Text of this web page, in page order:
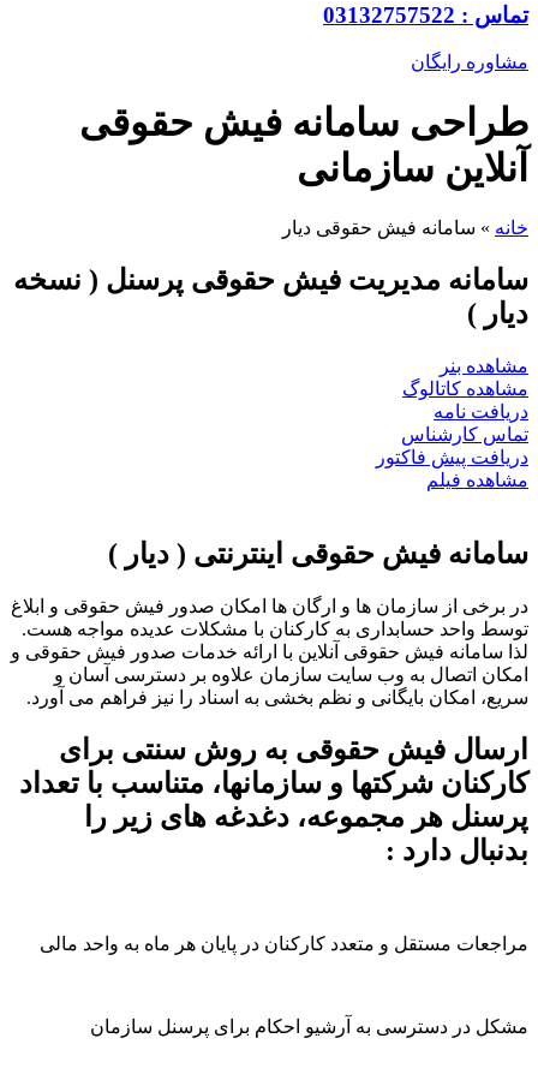
تماس : 03132757522
مشاوره رایگان
طراحی سامانه فیش حقوقی
آنلاین سازمانی
خانه » سامانه فیش حقوقی دیار
سامانه مدیریت فیش حقوقی پرسنل ( نسخه
دیار )
مشاهده بنر
مشاهده کاتالوگ
دریافت نامه
تماس کارشناس
دریافت پیش فاکتور
مشاهده فیلم
سامانه فیش حقوقی اینترنتی ( دیار )
در برخی از سازمان ها و ارگان ها امکان صدور فیش حقوقی و ابلاغ
توسط واحد حسابداری به کارکنان با مشکلات عدیده مواجه هست.
لذا سامانه فیش حقوقی آنلاین با ارائه خدمات صدور فیش حقوقی و
امکان اتصال به وب سایت سازمان علاوه بر دسترسی آسان و
سریع، امکان بایگانی و نظم بخشی به اسناد را نیز فراهم می آورد.
ارسال فیش حقوقی به روش سنتی برای
کارکنان شرکتها و سازمانها، متناسب با تعداد
پرسنل هر مجموعه، دغدغه های زیر را
بدنبال دارد :
مراجعات مستقل و متعدد کارکنان در پایان هر ماه به واحد مالی
مشکل در دسترسی به آرشیو احکام برای پرسنل سازمان